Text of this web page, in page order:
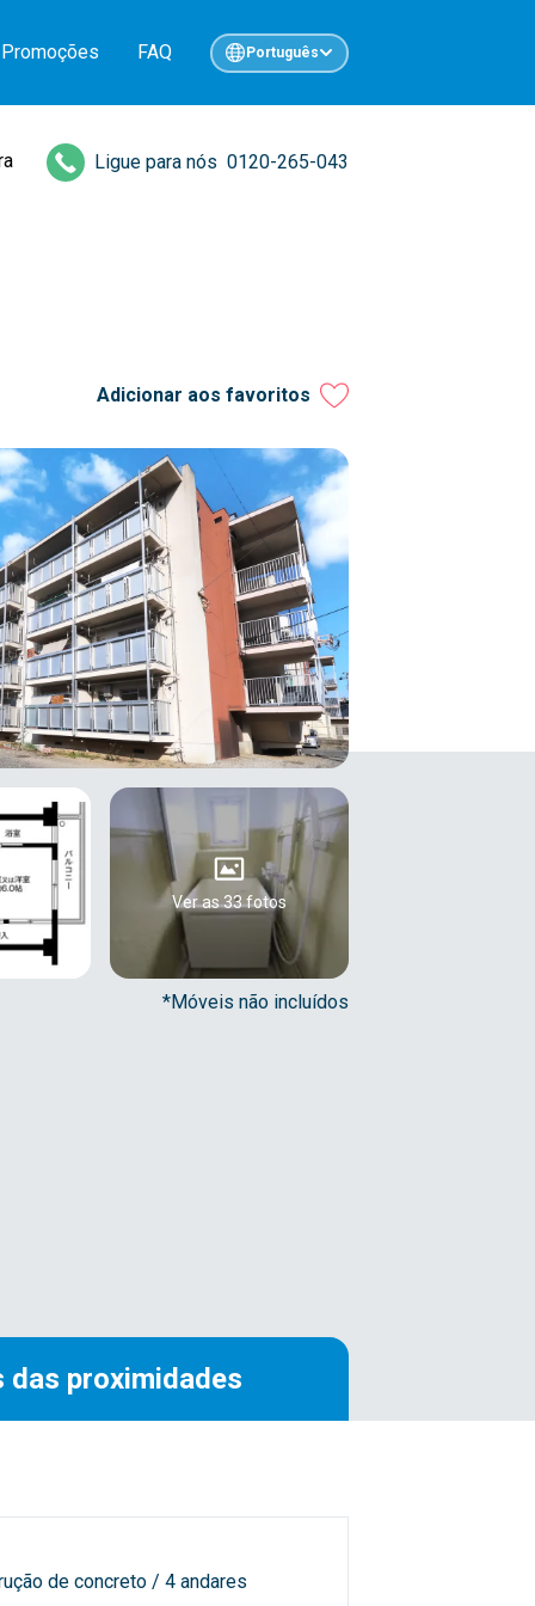
Promoções FAQ Português
Ligue para nós 0120-265-043
Adicionar aos favoritos
Ver as 33 fotos
*Móveis não incluídos
proximidades
de concreto / 4 andares